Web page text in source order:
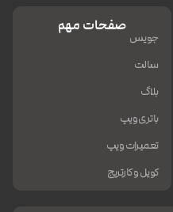
صفحات مهم
جویس
سالت
بلاگ
باتری ویپ
تعمیرات ویپ
کویل و کارتریج